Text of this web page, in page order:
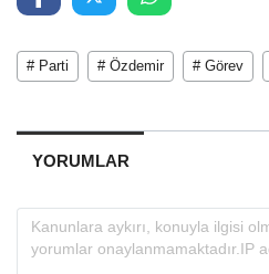
# Parti # Özdemir # Görev
YORUMLAR